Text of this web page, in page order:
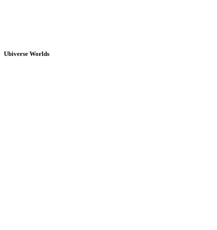
Ubiverse Worlds